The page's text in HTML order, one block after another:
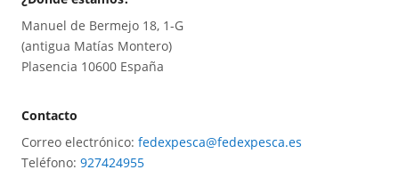
Manuel de Bermejo 18, 1-G
(antigua Matías Montero)
Plasencia 10600 España
Contacto
Correo electrónico: fedexpesca@fedexpesca.es
Teléfono: 927424955